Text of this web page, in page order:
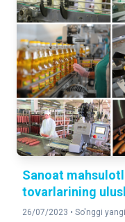
Sanoat
tovarlarining
26/07/2023 • So'nggi